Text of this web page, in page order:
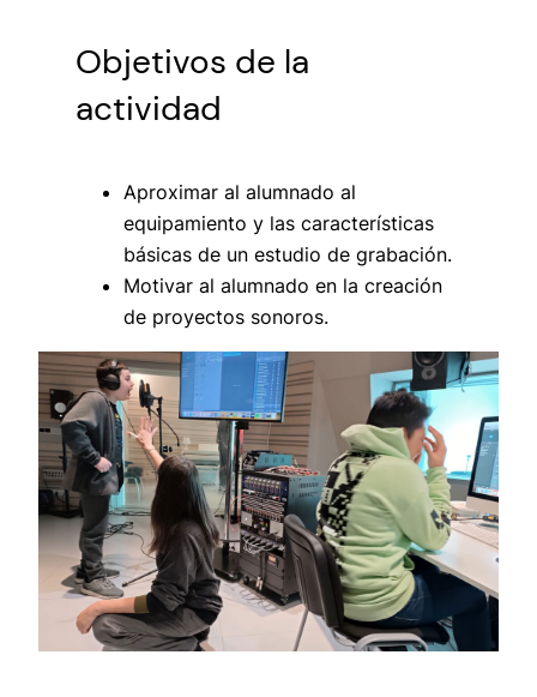
Objetivos de la
actividad
Aproximar al alumnado al
equipamiento y las características
básicas de un estudio de grabación.
Motivar al alumnado en la creación
de proyectos sonoros.